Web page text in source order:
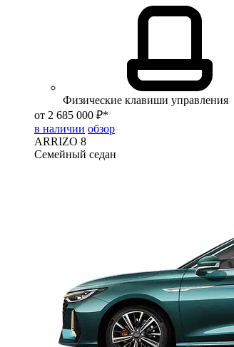
Физические клавиши управления
от 2 685 000 ₽*
в наличии обзор
ARRIZO 8
Семейный седан